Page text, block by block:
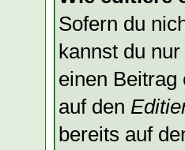
Sofern du
kannst du
einen
auf den
bereits auf